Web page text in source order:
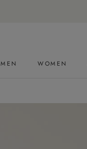
MEN WOMEN